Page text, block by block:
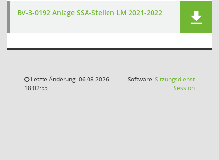
BV-3-0192 Anlage SSA-Stellen LM 2021-2022
Letzte Änderung: 06.08.2026
18:02:55
Software:Sitzungsdienst
Session(Wird in